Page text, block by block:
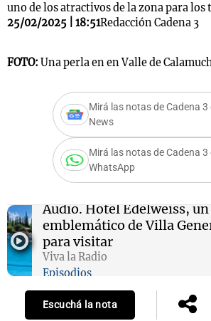
uno de los atractivos de la zona para los
25/02/2025 | 18:51Redacción Cadena 3
FOTO: Una perla en en Valle de
Mirá las notas de Cadena 3
News
Mirá las notas de Cadena 3
WhatsApp
Audio. Hotel Edelweiss,
emblemático de Villa
para visitar
Viva la Radio
Episodios
Escuchá la nota
Mundial 2026